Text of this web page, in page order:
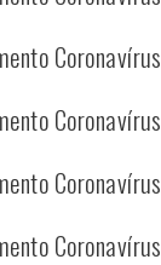
Coronavírus
Coronavírus
Coronavírus
Coronavírus